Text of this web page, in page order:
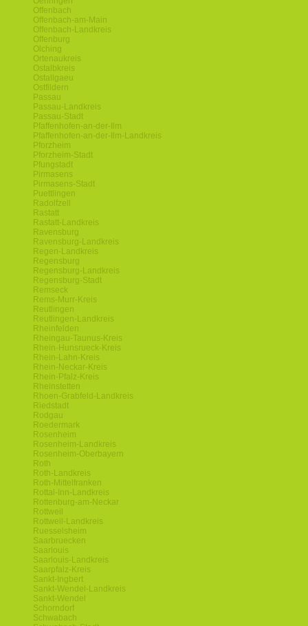
Offenbach
Offenbach-am-Main
Offenbach-Landkreis
Offenburg
Olching
Ortenaukreis
Ostalbkreis
Ostallgaeu
Ostfildern
Passau
Passau-Landkreis
Passau-Stadt
Pfaffenhofen-an-der-Ilm
Pfaffenhofen-an-der-Ilm-Landkreis
Pforzheim
Pforzheim-Stadt
Pfungstadt
Pirmasens
Pirmasens-Stadt
Puettlingen
Radolfzell
Rastatt
Rastatt-Landkreis
Ravensburg
Ravensburg-Landkreis
Regen-Landkreis
Regensburg
Regensburg-Landkreis
Regensburg-Stadt
Remseck
Rems-Murr-Kreis
Reutlingen
Reutlingen-Landkreis
Rheinfelden
Rheingau-Taunus-Kreis
Rhein-Hunsrueck-Kreis
Rhein-Lahn-Kreis
Rhein-Neckar-Kreis
Rhein-Pfalz-Kreis
Rheinstetten
Rhoen-Grabfeld-Landkreis
Riedstadt
Rodgau
Roedermark
Rosenheim
Rosenheim-Landkreis
Rosenheim-Oberbayern
Roth
Roth-Landkreis
Roth-Mittelfranken
Rottal-Inn-Landkreis
Rottenburg-am-Neckar
Rottweil
Rottweil-Landkreis
Ruesselsheim
Saarbruecken
Saarlouis
Saarlouis-Landkreis
Saarpfalz-Kreis
Sankt-Ingbert
Sankt-Wendel-Landkreis
Sankt-Wendel
Schorndorf
Schwabach